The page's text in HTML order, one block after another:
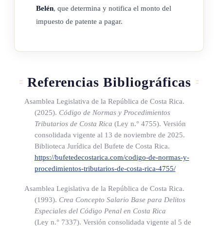
Las anteriores zonas se definen de la siguiente manera:
Zona comercial de control especial: localizada en los centros
cualquier otra zona.
Zona urbana: definida en el Plan regulador como zona
residencial de alta, media y baja densidad, y la zona mixta
comercial residencial.
Zona rural: comprende aquellos sectores de la zona urbana
que por su ubicación geográfica, accesos, tipología
constructiva yservicios públicosse consideran de menor
impacto económico, según se especifica en la Plataforma de
Valores de Terreno por Zona Homogénea utilizada por la
Belén, que determina y notifica el monto del
impuesto de patente a pagar.
Referencias Bibliográficas
Asamblea Legislativa de la República de Costa Rica.
(2025). Código de Normas y Procedimientos
Tributarios de Costa Rica (Ley n.° 4755). Versión
consolidada vigente al 13 de noviembre de 2025.
Biblioteca Jurídica del Bufete de Costa Rica.
https://bufetedecostarica.com/codigo-de-normas-y-
procedimientos-tributarios-de-costa-rica-4755/
Asamblea Legislativa de la República de Costa Rica.
(1993). Crea Concepto Salario Base para Delitos
Especiales del Código Penal en Costa Rica
(Ley n.° 7337). Versión consolidada vigente al 5 de